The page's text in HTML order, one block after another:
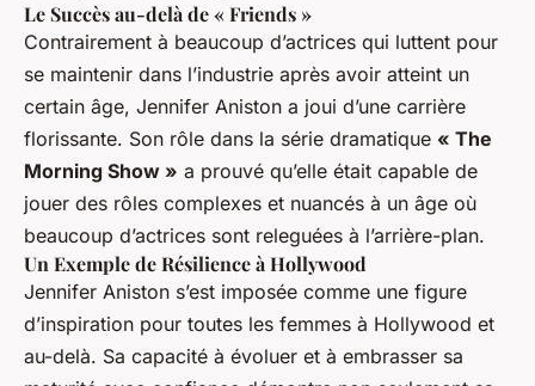
Le Succès au-delà de « Friends »
Contrairement à beaucoup d’actrices qui luttent pour
se maintenir dans l’industrie après avoir atteint un
certain âge, Jennifer Aniston a joui d’une carrière
florissante. Son rôle dans la série dramatique « The
Morning Show » a prouvé qu’elle était capable de
jouer des rôles complexes et nuancés à un âge où
beaucoup d’actrices sont releguées à l’arrière-plan.
Un Exemple de Résilience à Hollywood
Jennifer Aniston s’est imposée comme une figure
d’inspiration pour toutes les femmes à Hollywood et
au-delà. Sa capacité à évoluer et à embrasser sa